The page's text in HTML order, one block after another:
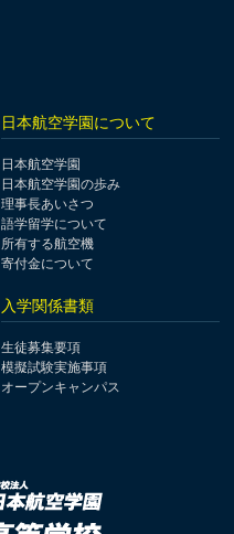
日本航空学園について
日本航空学園
日本航空学園の歩み
理事長あいさつ
語学留学について
所有する航空機
寄付金について
入学関係書類
生徒募集要項
模擬試験実施事項
オープンキャンパス